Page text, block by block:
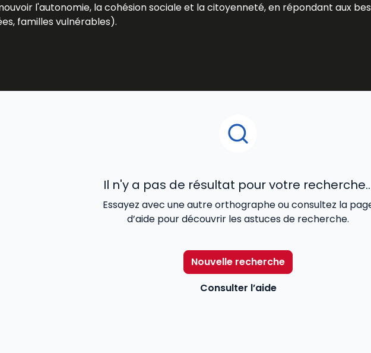
l'autonomie, la cohésion sociale et la citoyenneté, en répondant aux
familles vulnérables).
secteur – travailleurs sociaux, chefs de service, directeurs… – à mieux
répondant à leurs besoins : des contenus réglementaires et
Il n'y a pas de résultat pour votre
Essayez avec une autre orthographe ou consultez la
d’aide pour découvrir les astuces de recherche.
Nouvelle recherche
Consulter l’aide